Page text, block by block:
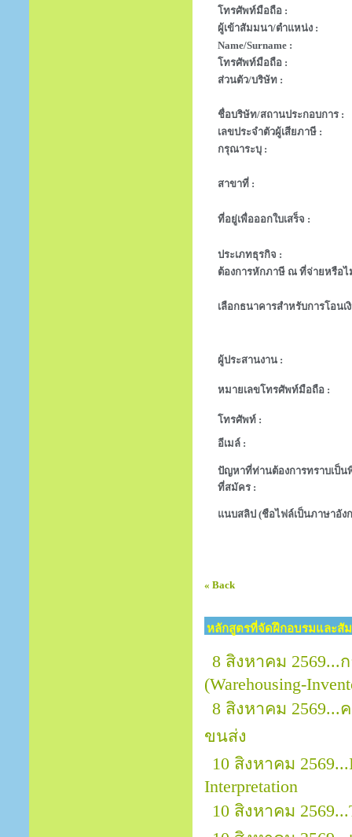
โทรศัพท์มือถือ :
ผู้เข้าสัมมนา/ตำแหน่ง :
Name/Surname :
โทรศัพท์มือถือ :
ส่วนตัว/บริษัท :
ชื่อบริษัท/สถานประกอบการ :
เลขประจำตัวผู้เสียภาษี :
กรุณาระบุ :
สาขาที่ :
ที่อยู่เพื่อออกใบเสร็จ :
ประเภทธุรกิจ :
ต้องการหักภาษี ณ ที่จ่ายหรือไ
เลือกธนาคารสำหรับการโอนเ
ผู้ประสานงาน :
หมายเลขโทรศัพท์มือถือ :
โทรศัพท์ :
อีเมล์ :
ปัญหาที่ท่านต้องการทราบเป็นพิ
ที่สมัคร :
แนบสลิป (ชือไฟล์เป็นภาษาอัง
« Back
หลักสูตรที่จัดฝึกอบรมและสัม
8 สิงหาคม
(Warehousing-
8 สิงหาคม
ขนส่ง
10 สิงหาคม
Interpretation
10 สิงหาคม